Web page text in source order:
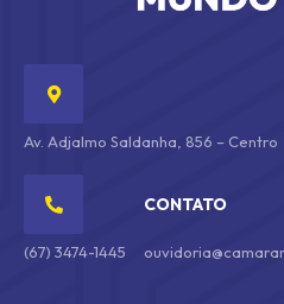
Av. Adjalmo Saldanha, 856 – Centro
CONTATO
(67) 3474-1445